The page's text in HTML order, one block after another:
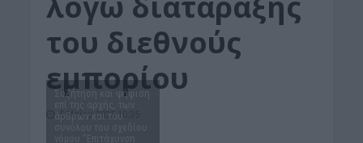
του διεθνούς
εμπορίου
5 Μαΐου 2025 10:35
Συζήτηση και ψήφιση
άρθρων και του